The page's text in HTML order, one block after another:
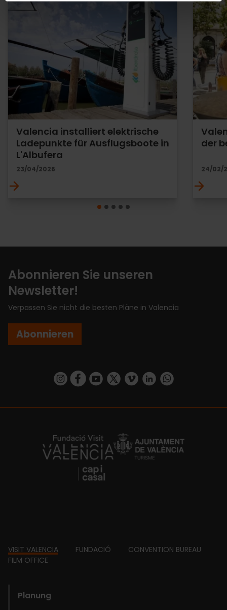
Valencia installiert elektrische
Ladepunkte für Ausflugsboote in
L'Albufera
23/04/2026
der
24/02/
Abonnieren Sie unseren
Newsletter!
Verpassen Sie nicht die besten Pläne in Valencia
Abonnieren
https://www.instagram.com/visit_valencia/
https://www.facebook.com/
https://www.youtube.com/user/
https://twitter.com/_VivaValencia
https://vimeo.com/
https://www.linkedin.com/company/turismo-valencia/https://api.whatsapp.com/send/
https://fundacion.visitvalencia.com/
Footer
VISIT VALENCIA FUNDACIÓ
CONVENTION BUREAU
FILM OFFICE
Planung